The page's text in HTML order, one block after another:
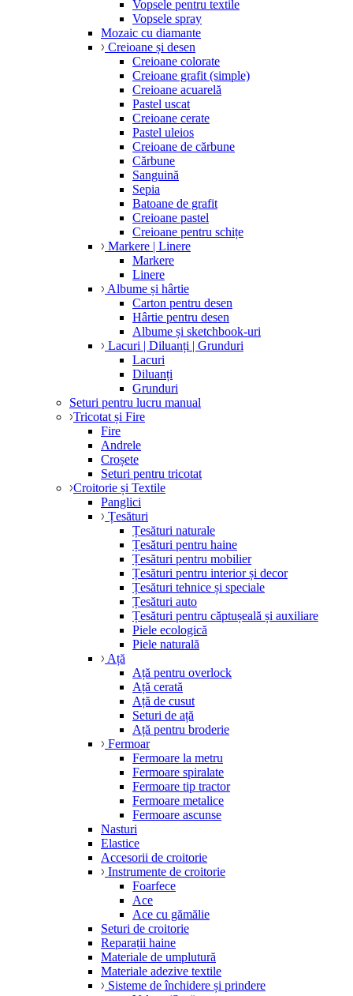
Vopsele pentru textile
Vopsele spray
Mozaic cu diamante
Creioane și desen
Creioane colorate
Creioane grafit (simple)
Creioane acuarelă
Pastel uscat
Creioane cerate
Pastel uleios
Creioane de cărbune
Cărbune
Sanguină
Sepia
Batoane de grafit
Creioane pastel
Creioane pentru schițe
Markere | Linere
Markere
Linere
Albume și hârtie
Carton pentru desen
Hârtie pentru desen
Albume și sketchbook-uri
Lacuri | Diluanți | Grunduri
Lacuri
Diluanți
Grunduri
Seturi pentru lucru manual
Tricotat și Fire
Fire
Andrele
Croșete
Seturi pentru tricotat
Croitorie și Textile
Panglici
Țesături
Țesături naturale
Țesături pentru haine
Țesături pentru mobilier
Țesături pentru interior și decor
Țesături tehnice și speciale
Țesături auto
Țesături pentru căptușeală și auxiliare
Piele ecologică
Piele naturală
Ață
Ață pentru overlock
Ață cerată
Ață de cusut
Seturi de ață
Ață pentru broderie
Fermoar
Fermoare la metru
Fermoare spiralate
Fermoare tip tractor
Fermoare metalice
Fermoare ascunse
Nasturi
Elastice
Accesorii de croitorie
Instrumente de croitorie
Foarfece
Ace
Ace cu gămălie
Seturi de croitorie
Reparații haine
Materiale de umplutură
Materiale adezive textile
Sisteme de închidere și prindere